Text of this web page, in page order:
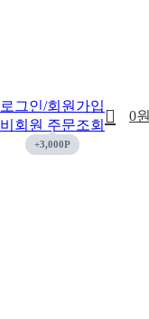
로그인/회원가입
비회원 주문조회
0